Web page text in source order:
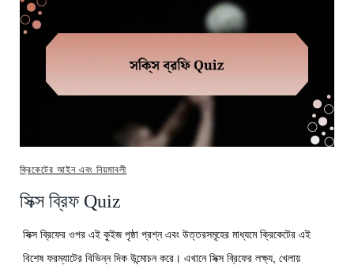
ক্রিকেটের আইন এবং নিয়মাবলী
সিক্স ব্রিফ Quiz
সিক্স ব্রিফের ওপর এই কুইজ পৃষ্ঠা প্রশ্ন এবং উত্তরসমূহের মাধ্যমে ক্রিকেটের এই
বিশেষ ফরম্যাটের বিভিন্ন দিক উন্মোচন করে। এখানে সিক্স ব্রিফের লক্ষ্য, খেলায়